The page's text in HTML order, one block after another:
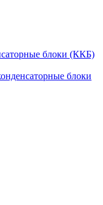
блоки (ККБ)
блоки